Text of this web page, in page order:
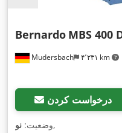
Mudersbach ۴٬۲۳۱ km
Bernardo MBS 400
درخواست کردن
وضعیت: نو ,